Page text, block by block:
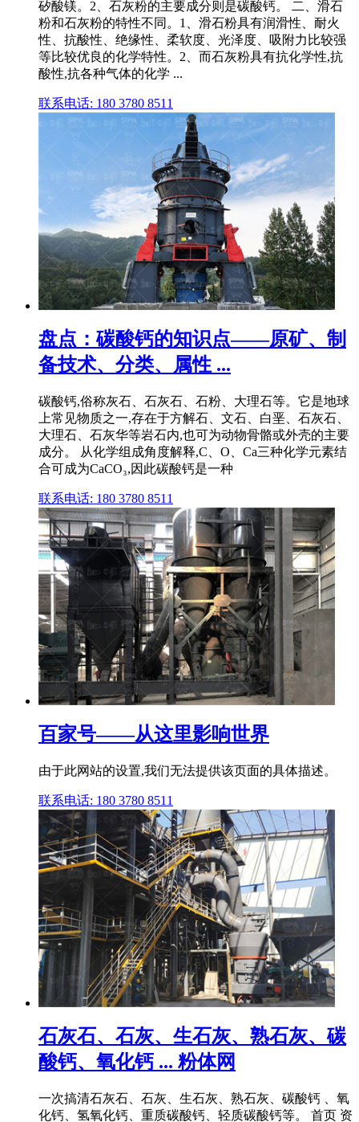
矽酸镁。2、石灰粉的主要成分则是碳酸钙。 二、滑石
粉和石灰粉的特性不同。1、滑石粉具有润滑性、耐火
性、抗酸性、绝缘性、柔软度、光泽度、吸附力比较强
等比较优良的化学特性。2、而石灰粉具有抗化学性,抗
酸性,抗各种气体的化学 ...
联系电话: 180 3780 8511
盘点：碳酸钙的知识点——原矿、制
备技术、分类、属性 ...
碳酸钙,俗称灰石、石灰石、石粉、大理石等。它是地球
上常见物质之一,存在于方解石、文石、白垩、石灰石、
大理石、石灰华等岩石内,也可为动物骨骼或外壳的主要
成分。 从化学组成角度解释,C、O、Ca三种化学元素结
合可成为CaCO₃,因此碳酸钙是一种
联系电话: 180 3780 8511
百家号——从这里影响世界
由于此网站的设置,我们无法提供该页面的具体描述。
联系电话: 180 3780 8511
石灰石、石灰、生石灰、熟石灰、碳
酸钙、氧化钙 ... 粉体网
一次搞清石灰石、石灰、生石灰、熟石灰、碳酸钙 、氧
化钙、氢氧化钙、重质碳酸钙、轻质碳酸钙等。 首页 资